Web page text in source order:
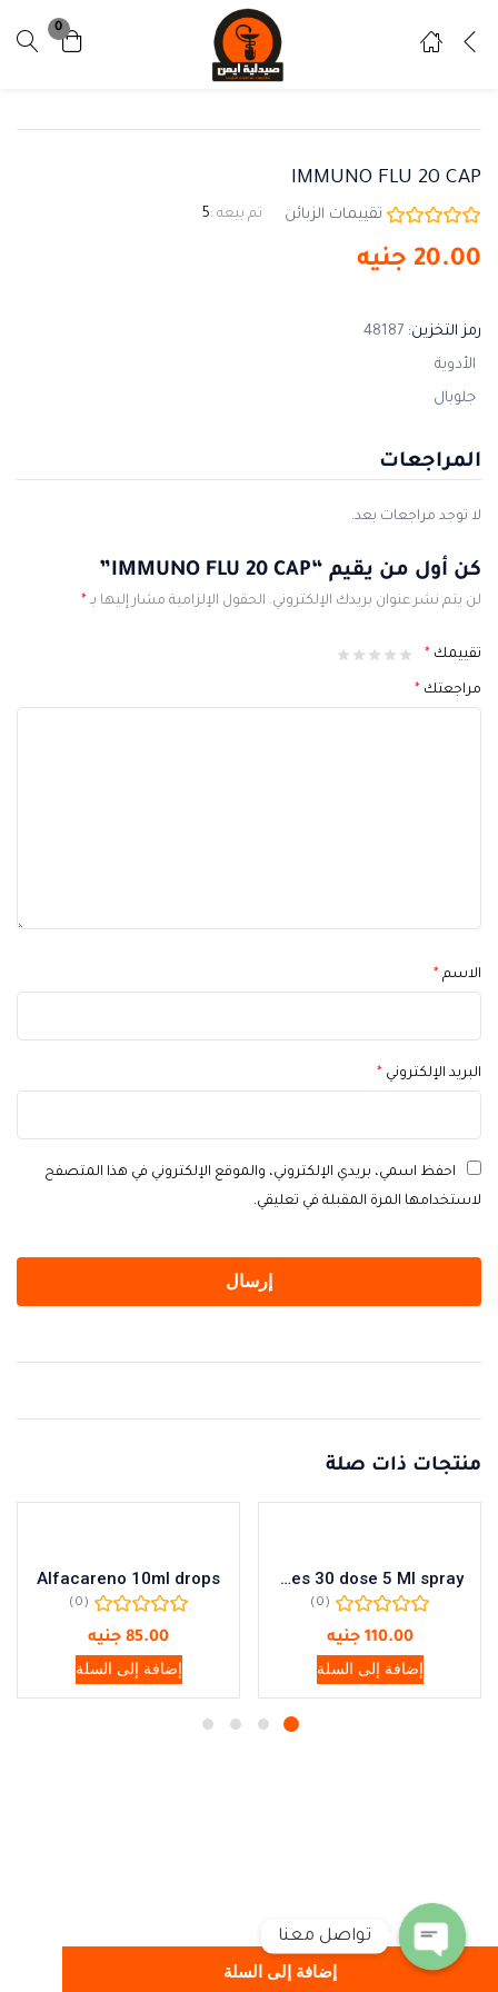
0
تسجيل دخول تسجيل
ادخل اسم المستخدم وكلمة المرور للدخول.
IMMUNO FLU 20 CAP
تقييمات الزبائن تم بيعه :5
20.00 جنيه
إضافة إلى السلة
رمز التخزين: 48187
الأدوية
جلوبال
المراجعات
لا توجد مراجعات بعد.
كن أول من يقيم “IMMUNO FLU 20 CAP”
لن يتم نشر عنوان بريدك الإلكتروني. الحقول الإلزامية مشار إليها بـ *
تقييمك *
مراجعتك *
الاسم *
البريد الإلكتروني *
احفظ اسمي، بريدي الإلكتروني، والموقع الإلكتروني في هذا المتصفح
لاستخدامها المرة المقبلة في تعليقي.
منتجات ذات صلة
Physiomer Baby Unidoses 30 dose 5 Ml spray
(0)
110.00 جنيه
إضافة إلى السلة
Alfacareno 10ml drops
(0)
85.00 جنيه
إضافة إلى السلة
تواصل معنا